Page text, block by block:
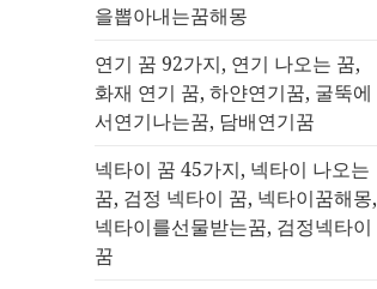
을뽑아내는꿈해몽
연기 꿈 92가지, 연기 나오는 꿈,
화재 연기 꿈, 하얀연기꿈, 굴뚝에
서연기나는꿈, 담배연기꿈
넥타이 꿈 45가지, 넥타이 나오는
꿈, 검정 넥타이 꿈, 넥타이꿈해몽,
넥타이를선물받는꿈, 검정넥타이
꿈